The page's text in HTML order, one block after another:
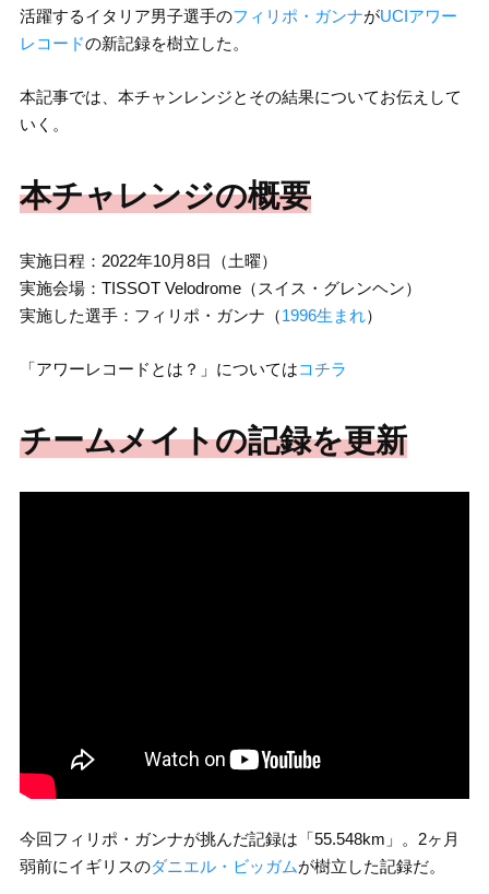
活躍するイタリア男子選手のフィリポ・ガンナがUCIアワー
レコードの新記録を樹立した。
本記事では、本チャンレンジとその結果についてお伝えして
いく。
本チャレンジの概要
実施日程：2022年10月8日（土曜）
実施会場：TISSOT Velodrome（スイス・グレンヘン）
実施した選手：フィリポ・ガンナ（1996生まれ）
「アワーレコードとは？」についてはコチラ
チームメイトの記録を更新
今回フィリポ・ガンナが挑んだ記録は「55.548km」。2ヶ月
弱前にイギリスのダニエル・ビッガムが樹立した記録だ。